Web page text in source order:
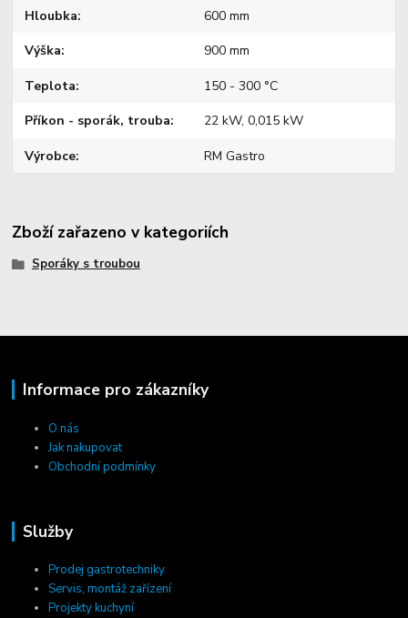
Hloubka 600 mm
Výška 900 mm
Teplota 150 - 300 °C
Příkon - sporák, trouba 22 kW, 0,015 kW
Výrobce RM Gastro
Zboží zařazeno v kategoriích
Sporáky s troubou
Informace pro zákazníky
O nás
Jak nakupovat
Obchodní podmínky
Služby
Prodej gastrotechniky
Servis, montáž zařízení
Projekty kuchyní